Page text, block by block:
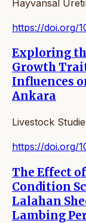
Hayvansal
https://doi.org/
Exploring
Growth
Influences
Ankara
Livestock
https://doi.org/
The Effect
Condition
Lalahan
Lambing